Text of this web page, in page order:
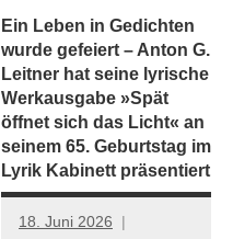
Ein Leben in Gedichten
wurde gefeiert – Anton G.
Leitner hat seine lyrische
Werkausgabe »Spät
öffnet sich das Licht« an
seinem 65. Geburtstag im
Lyrik Kabinett präsentiert
18. Juni 2026